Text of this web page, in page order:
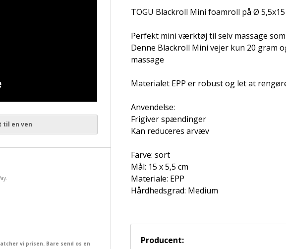
TOGU Blackroll Mini foamroll på Ø 5,5x15
Perfekt mini værktøj til selv massage
Denne Blackroll Mini vejer kun 20 gram
massage
Materialet EPP er robust og let at
Anvendelse:
Frigiver spændinger
Kan reduceres arvæv
Farve: sort
Mål: 15 x 5,5 cm
Materiale: EPP
Hårdhedsgrad: Medium
Producent:
til en ven
vi prisen. Bare send os en